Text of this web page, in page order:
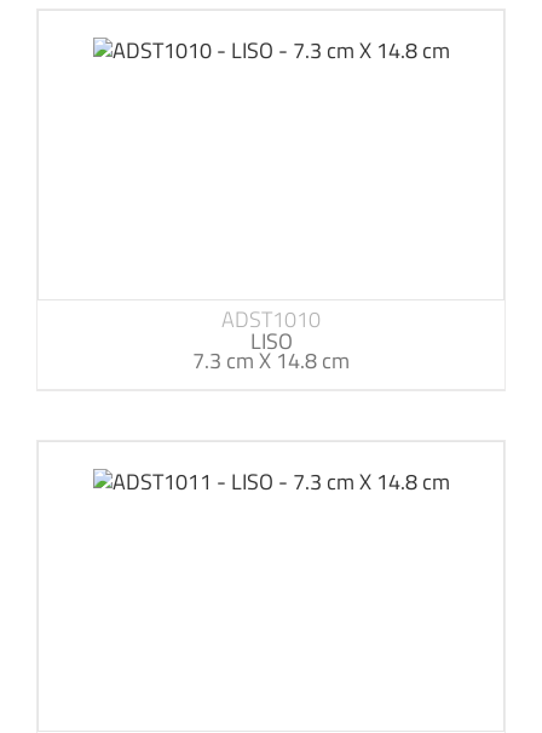
ADST1010
LISO
7.3 cm X 14.8 cm